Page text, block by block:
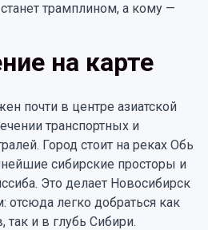
трамплином, а кому —
на карте
почти в центре азиатской
транспортных и
Город стоит на реках Обь
сибирские просторы и
Это делает Новосибирск
отсюда легко добраться как
и в глубь Сибири.